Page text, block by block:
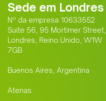
Sede em Londres
Nº da empresa 10633552
Suite 56, 95 Mortimer Street,
Londres, Reino Unido, W1W
7GB
Buenos Aires, Argentina
Atenas